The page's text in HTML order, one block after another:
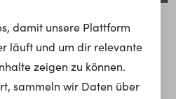
•2.
damit unsere Plattform
läuft und um dir relevante
zeigen zu können.
sammeln wir Daten über